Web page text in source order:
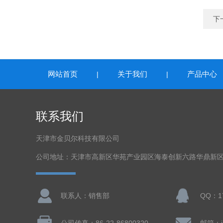
下
网站首页 | 关于我们 | 产品中心
联系我们
天津市金贝尔科技有限公司
公司地址：天津市高新区华苑产业园区海泰创新六路华鼎新
联系人：销售部 QQ：